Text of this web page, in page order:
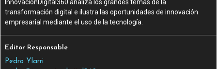
InnovaciónDigital360 analiza los grandes temas de la
transformación digital e ilustra las oportunidades de innovación
empresarial mediante el uso de la tecnología.
Editor Responsable
Pedro Ylarri